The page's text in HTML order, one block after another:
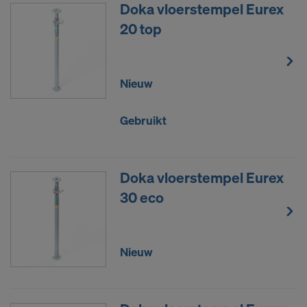
Doka vloerstempel Eurex
20 top
Nieuw
Gebruikt
Doka vloerstempel Eurex
30 eco
Nieuw
2) Gegevensoverdracht naar de VS
Sommige van onze partners zijn in de VS
gevestigd. Wij sturen uw persoonsgegevens
Wij willen u erover informeren dat met het arrest
van 16 juli 2020 (Hof van Justitie van de EU C-
VS als derde land geen passend niveau van
gegevensbescherming bieden.
vooral in dat uw gegevens voor controle- en